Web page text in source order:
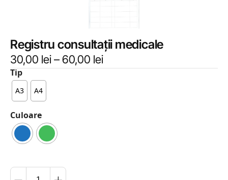
Registru consultații medicale
30,00 lei–60,00 lei
Tip
A3 A4
Culoare